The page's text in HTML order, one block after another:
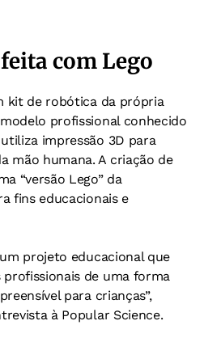
com Lego
kit de robótica da própria
profissional conhecido
impressão 3D para
mão humana. A criação de
“versão Lego” da
fins educacionais e
projeto educacional que
de uma forma
para crianças”,
à Popular Science.